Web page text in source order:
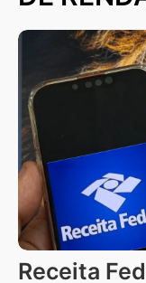
Receita